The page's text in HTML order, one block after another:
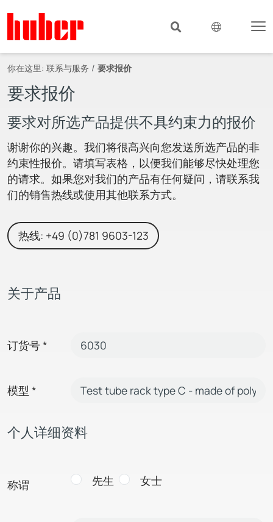
你在这里: 联系与服务 要求报价
要求报价
要求对所选产品提供不具约束力的报价
谢谢你的兴趣。我们将很高兴向您发送所选产品的非
约束性报价。请填写表格，以便我们能够尽快处理您
的请求。如果您对我们的产品有任何疑问，请联系我
们的销售热线或使用其他联系方式。
热线: +49 (0)781 9603-123
关于产品
订货号*
模型 *
个人详细资料
称谓 先生 女士